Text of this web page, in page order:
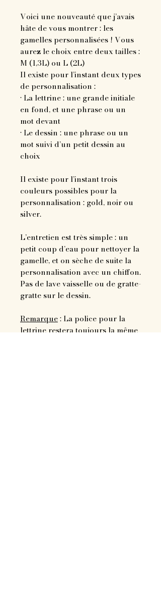
Voici une nouveauté que j’avais
hâte de vous montrer : les
gamelles personnalisées ! Vous
aurez le choix entre deux tailles :
M (1,3L) ou L (2L)
Il existe pour l’instant deux types
de personnalisation :
• La lettrine : une grande initiale
en fond, et une phrase ou un
mot devant
• Le dessin : une phrase ou un
mot suivi d’un petit dessin au
choix
Il existe pour l’instant trois
couleurs possibles pour la
personnalisation : gold, noir ou
silver.
L’entretien est très simple : un
petit coup d’eau pour nettoyer la
gamelle, et on sèche de suite la
personnalisation avec un chiffon.
Pas de lave vaisselle ou de gratte-
gratte sur le dessin.
Remarque: La police pour la
lettrine restera toujours la même